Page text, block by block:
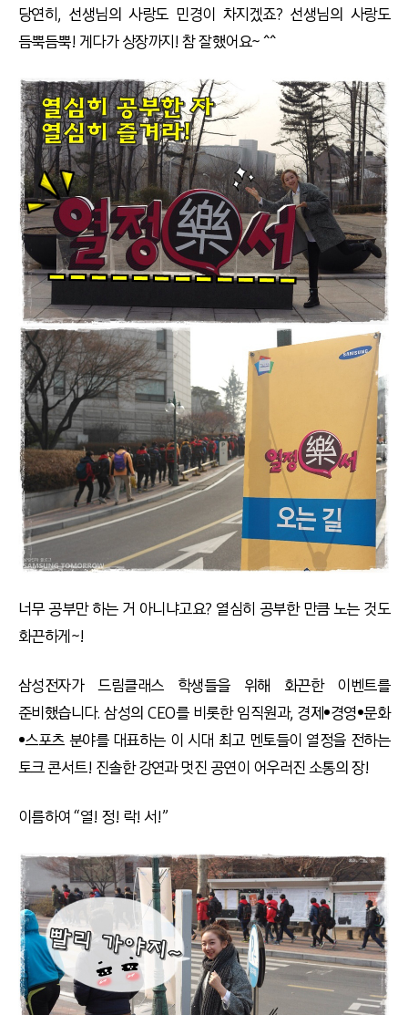
당연히, 선생님의 사랑도 민경이 차지겠죠? 선생님의 사랑도
듬뿍듬뿍! 게다가 상장까지! 참 잘했어요~ ^^
너무 공부만 하는 거 아니냐고요? 열심히 공부한 만큼 노는 것도
화끈하게~!
삼성전자가 드림클래스 학생들을 위해 화끈한 이벤트를
준비했습니다. 삼성의 CEO를 비롯한 임직원과, 경제•경영•문화
•스포츠 분야를 대표하는 이 시대 최고 멘토들이 열정을 전하는
토크 콘서트! 진솔한 강연과 멋진 공연이 어우러진 소통의 장!
이름하여 “열! 정! 락! 서!”